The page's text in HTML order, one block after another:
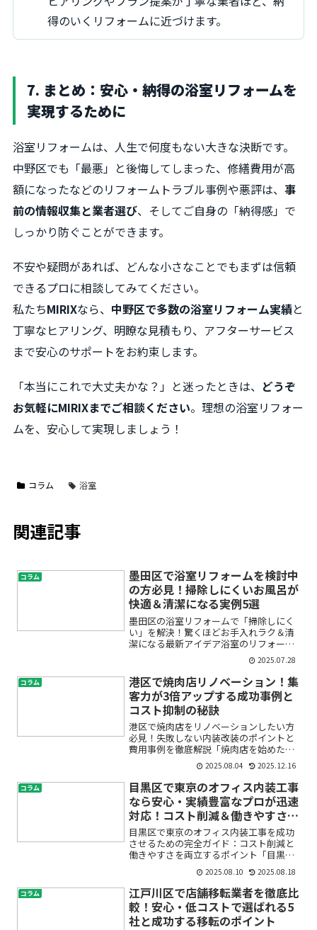
得のいくリフォームに近づけます。
7. まとめ：安心・納得の浴室リフォームを
実現するために
浴室リフォームは、人生で何度もない大きな決断です。
中野区でも「最悪」と後悔してしまった、修繕費用が高
額になったなどのリフォームトラブル事例や悪評は、 事
前の情報収集と業者選び、そしてご自身の「納得感」で
しっかり防ぐことができます。
不安や疑問があれば、どんな小さなことでもまずは信頼
できるプロに相談してみてください。
私たちMIRIXなら、 中野区で多数の浴室リフォーム実績と
丁寧なヒアリング、明瞭な見積もり、アフターサービス
まで安心のサポートをお約束します。
「本当にこれで大丈夫かな？」と迷ったときは、 どうぞ
お気軽にMIRIXまでご相談ください。理想の浴室リフォー
ムを、安心して実現しましょう！
コラム 浴室
関連記事
コラム
墨田区で浴室リフォームを検討中
の方必見！掃除しにくいお風呂が
快適＆清潔になる実例5選
墨田区の浴室リフォームで「掃除しにく
い」を解決！驚くほどお手入れラク＆清
潔になる最新アイデア浴室のリフォーム
を墨田区でお考えのみなさん、「掃除が
大変」「カビや汚れがすぐ目立つ」「も
っと清潔でお手入れが簡単なお風呂にし
たい」…そんなお悩みはあ...
2025.07.28
コラム
港区で焼肉店リノベーション！集
客力が3倍アップする成功事例と
コスト抑制の秘訣
港区で焼肉店をリノベーションしたい方
必見！失敗しない内装改装のポイントと
費用事例を徹底解説「焼肉店を始めたい
けれど、どんな内装にすれば集客できる
の？」「港区でリノベーションすると費
用が高くなりそうで心配…」――こうしたお
悩みをお持ちではあり...
2025.08.04 2025.12.16
コラム
目黒区で東京のオフィス内装工事
なら安心・実績豊富なプロが迅速
対応！コスト削減＆働きやすさを
両立
目黒区で東京のオフィス内装工事を成功
させるための完全ガイド：コスト削減と
働きやすさを両立するポイント「目黒区
や東京でオフィス内装工事を検討してい
るけれど、何から始めたら良いのかわか
らない」「失敗や予想外の費用が心配」
「せっかくリニューアルす...
2025.08.10 2025.08.18
コラム
江戸川区で店舗移転業者を徹底比
較！安心・低コストで選ばれる5
社と成功する移転のポイント